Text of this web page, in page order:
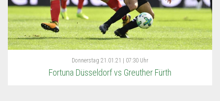
Donnerstag 21.01.21 | 07:30 Uhr
Fortuna Düsseldorf vs Greuther Fürth